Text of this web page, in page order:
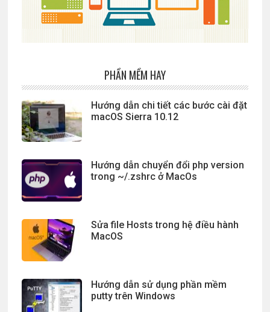
PHẦN MỀM HAY
Hướng dẫn chi tiết các bước cài đặt
macOS Sierra 10.12
Hướng dẫn chuyển đổi php version
trong ~/.zshrc ở MacOs
Sửa file Hosts trong hệ điều hành
MacOS
Hướng dẫn sử dụng phần mềm
putty trên Windows